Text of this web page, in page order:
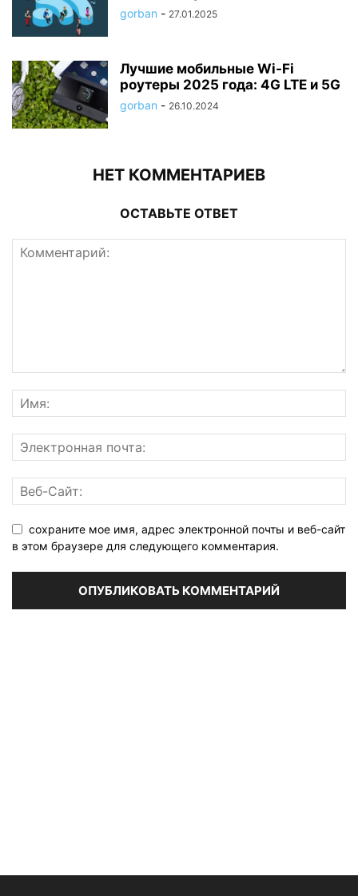
gorban - 27.01.2025
Лучшие мобильные Wi-Fi
роутеры 2025 года: 4G LTE и 5G
gorban - 26.10.2024
НЕТ КОММЕНТАРИЕВ
ОСТАВЬТЕ ОТВЕТ
сохраните мое имя, адрес электронной почты и веб-сайт
в этом браузере для следующего комментария.